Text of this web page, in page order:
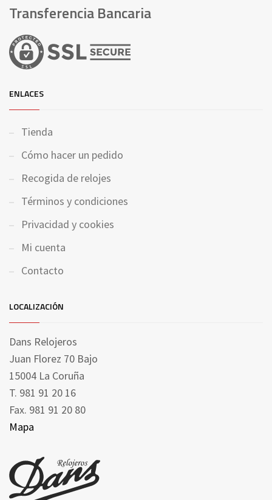
Transferencia Bancaria
ENLACES
Tienda
Cómo hacer un pedido
Recogida de relojes
Términos y condiciones
Privacidad y cookies
Mi cuenta
Contacto
LOCALIZACIÓN
Dans Relojeros
Juan Florez 70 Bajo
15004 La Coruña
T. 981 91 20 16
Fax. 981 91 20 80
Mapa